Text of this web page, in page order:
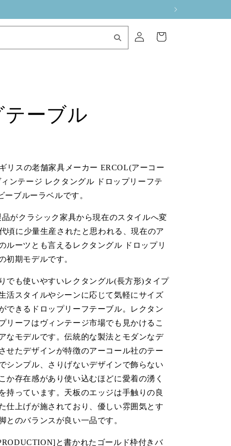
ロ
グ
イ
ー
ーブル
リスの老舗家具メーカー ERCOL(アーコー
ンテージ レクタングル ドロップリーフテ
ーブルーラベルです。
がクラシック家具から現在のスタイルへ変
頃に少量生産されたと思われる、現在のア
ルーツとも言えるレクタングル ドロップリ
初期モデルです。
でも使いやすいレクタングル(長方形)タイプ
活スタイルやシーンに応じて気軽にサイズ
できるドロップリーフテーブル。レクタン
リーフはヴィンテージ市場でも見かけるこ
なモデルです。伝統的な製法とモダンなデ
せたデザインが特徴のアーコール社のテー
シンプル、さりげないデザインで飾らない
か存在感があり使い込むほどに愛着の湧く
持っています。天板のエッジは手触りの良
仕上げが施されており、優しい雰囲気とす
とのバランスが良い一品です。
と書かれたゴールド枠付きバ